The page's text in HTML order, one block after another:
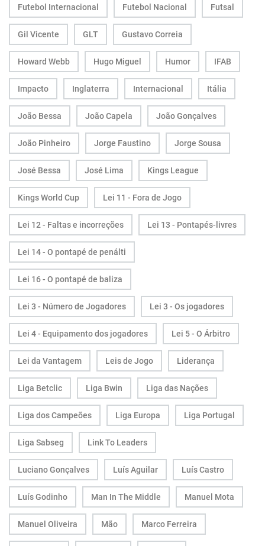
Futebol Internacional Futebol Nacional Futsal
Gil Vicente GLT Gustavo Correia
Howard Webb Hugo Miguel Humor IFAB
Impacto Inglaterra Internacional Itália
João Bessa João Capela João Gonçalves
João Pinheiro Jorge Faustino Jorge Sousa
José Bessa José Lima Kings League
Kings World Cup Lei 11 - Fora de Jogo
Lei 12 - Faltas e incorreções Lei 13 - Pontapés-livres
Lei 14 - O pontapé de penálti
Lei 16 - O pontapé de baliza
Lei 3 - Número de Jogadores Lei 3 - Os jogadores
Lei 4 - Equipamento dos jogadores Lei 5 - O Árbitro
Lei da Vantagem Leis de Jogo Liderança
Liga Betclic Liga Bwin Liga das Nações
Liga dos Campeões Liga Europa Liga Portugal
Liga Sabseg Link To Leaders
Luciano Gonçalves Luís Aguilar Luís Castro
Luís Godinho Man In The Middle Manuel Mota
Manuel Oliveira Mão Marco Ferreira